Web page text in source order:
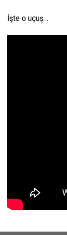
İşte o uçuş…